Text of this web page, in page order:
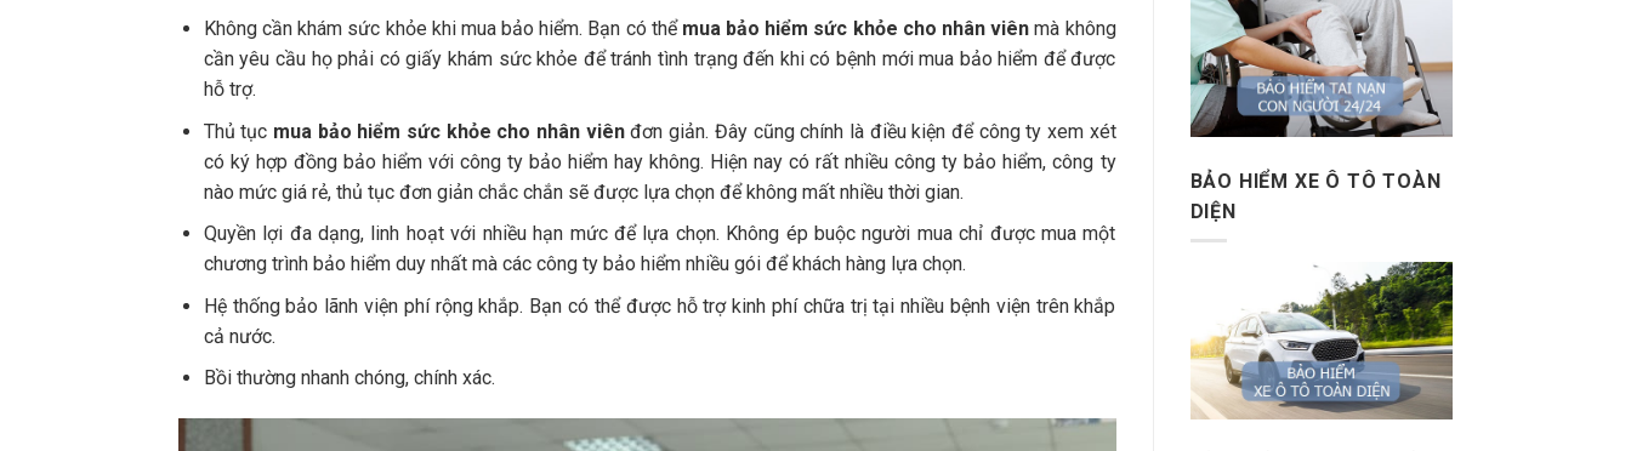
Không cần khám sức khỏe khi mua bảo hiểm. Bạn có thể mua bảo hiểm sức khỏe cho nhân viênmà không
cần yêu cầu họ phải có giấy khám sức khỏe để tránh tình trạng đến khi có bệnh mới mua bảo hiểm để được
hỗ trợ.
Thủ tục mua bảo hiểm sức khỏe cho nhân viênđơn giản. Đây cũng chính là điều kiện để công ty xem xét
có ký hợp đồng bảo hiểm với công ty bảo hiểm hay không. Hiện nay có rất nhiều công ty bảo hiểm, công ty
nào mức giá rẻ, thủ tục đơn giản chắc chắn sẽ được lựa chọn để không mất nhiều thời gian.
Quyền lợi đa dạng, linh hoạt với nhiều hạn mức để lựa chọn. Không ép buộc người mua chỉ được mua một
chương trình bảo hiểm duy nhất mà các công ty bảo hiểm nhiều gói để khách hàng lựa chọn.
Hệ thống bảo lãnh viện phí rộng khắp. Bạn có thể được hỗ trợ kinh phí chữa trị tại nhiều bệnh viện trên khắp
cả nước.
Bồi thường nhanh chóng, chính xác.
BẢO HIỂM XE Ô TÔ TOÀN
DIỆN